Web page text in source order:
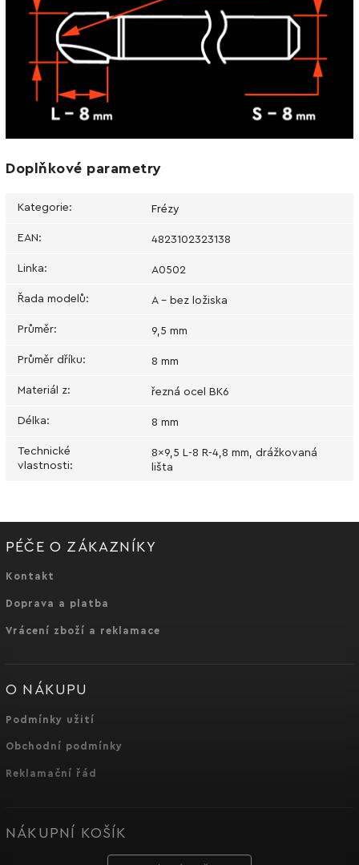
Doplňkové parametry
Kategorie: Frézy
EAN: 4823102323138
Linka: А0502
Řada modelů: A - bez ložiska
Průměr: 9,5 mm
Průměr dříku: 8 mm
Materiál z: řezná ocel BK6
Délka: 8 mm
Technické
vlastnosti:
8x9,5 L-8 R-4,8 mm, drážkovaná
lišta
PÉČE O ZÁKAZNÍKY
Kontakt
Doprava a platba
Vrácení zboží a reklamace
O NÁKUPU
Podmínky užití
Obchodní podmínky
Reklamační řád
NÁKUPNÍ KOŠÍK